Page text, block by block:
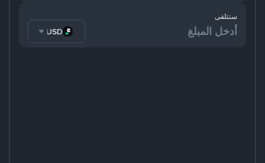
ستتلقى
FDUSD